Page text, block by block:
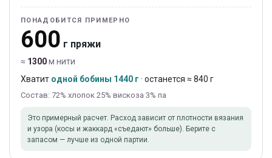
ПОНАДОБИТСЯ ПРИМЕРНО
600 г пряжи
≈ 1300м нити
Хватит одной бобины 1440 г · останется ≈ 840 г
Состав: 72% хлопок 25% вискоза 3% па
Это примерный расчет. Расход зависит от плотности вязания
и узора (косы и жаккард «съедают» больше). Берите с
запасом — лучше из одной партии.